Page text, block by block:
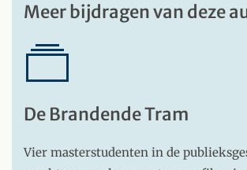
Meer bijdragen van deze
De Brandende Tram
Vier masterstudenten in de